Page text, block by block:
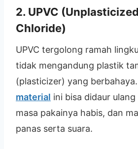
2. UPVC
Chloride)
UPVC tergolong ramah
tidak mengandung plastik
(plasticizer) yang
material ini bisa didaur
masa pakainya habis, dan
panas serta suara.